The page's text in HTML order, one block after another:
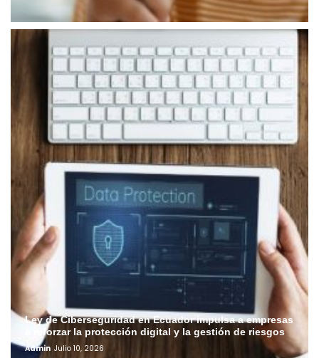
Ley de Ciberseguridad en Ecuador impulsa a empresas
a reforzar la protección digital y la gestión de riesgos
Admin Julio 10, 2026